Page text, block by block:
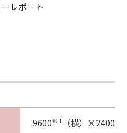
レポート
9600※1 （横）×2400（